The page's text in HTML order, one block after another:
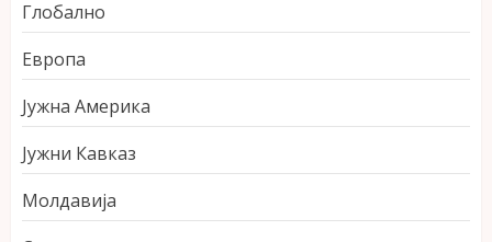
Глобално
Европа
Јужна Америка
Јужни Кавказ
Молдавија